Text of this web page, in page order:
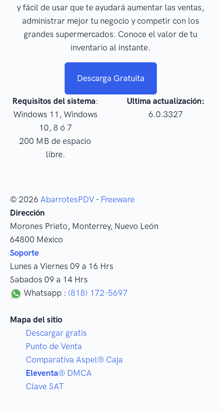
y fácil de usar que te ayudará aumentar las ventas,
administrar mejor tu negocio y competir con los
grandes supermercados. Conoce el valor de tu
inventario al instante.
Descarga Gratuita
Requisitos del sistema:
Windows 11, Windows
10, 8 ó 7
200 MB de espacio
libre.
Ultima actualización:
6.0.3327
© 2026 AbarrotesPDV - Freeware
Dirección
Morones Prieto, Monterrey, Nuevo León
64800 México
Soporte
Lunes a Viernes 09 a 16 Hrs
Sabados 09 a 14 Hrs
Whatsapp : (818) 172-5697
Mapa del sitio
Descargar gratis
Punto de Venta
Comparativa Aspel® Caja
Eleventa® DMCA
Clave SAT